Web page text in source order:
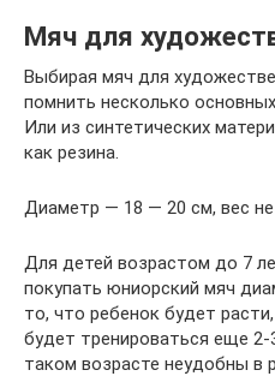
Мяч для
Выбирая мяч для
помнить несколько
Или из синтетических
как резина.
Диаметр — 18 — 20 см, вес не
Для детей возрастом до 7
покупать юниорский мяч
то, что ребенок будет
будет тренироваться еще
таком возрасте неудобны в